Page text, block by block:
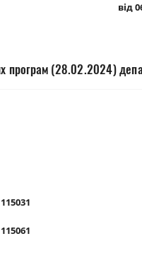
від
програм (28.02.2024)